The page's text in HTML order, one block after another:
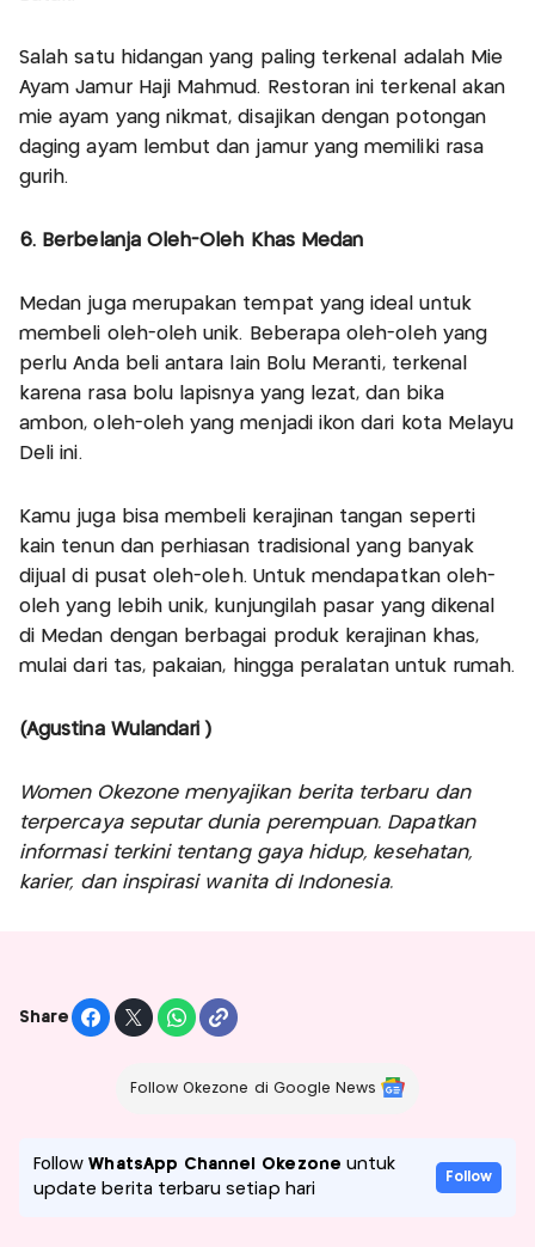
Salah satu hidangan yang paling terkenal adalah Mie
Ayam Jamur Haji Mahmud. Restoran ini terkenal akan
mie ayam yang nikmat, disajikan dengan potongan
daging ayam lembut dan jamur yang memiliki rasa
gurih.
6. Berbelanja Oleh-Oleh Khas Medan
Medan juga merupakan tempat yang ideal untuk
membeli oleh-oleh unik. Beberapa oleh-oleh yang
perlu Anda beli antara lain Bolu Meranti, terkenal
karena rasa bolu lapisnya yang lezat, dan bika
ambon, oleh-oleh yang menjadi ikon dari kota Melayu
Deli ini.
Kamu juga bisa membeli kerajinan tangan seperti
kain tenun dan perhiasan tradisional yang banyak
dijual di pusat oleh-oleh. Untuk mendapatkan oleh-
oleh yang lebih unik, kunjungilah pasar yang dikenal
di Medan dengan berbagai produk kerajinan khas,
mulai dari tas, pakaian, hingga peralatan untuk rumah.
(Agustina Wulandari )
Women Okezone menyajikan berita terbaru dan
terpercaya seputar dunia perempuan. Dapatkan
informasi terkini tentang gaya hidup, kesehatan,
karier, dan inspirasi wanita di Indonesia.
Share
Follow Okezone di Google News
FollowWhatsApp Channel Okezone untuk
update berita terbaru setiap hari
Follow